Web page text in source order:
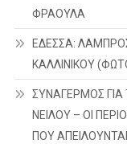
ΦΡΑΟΥΛΑ
ΕΔΕΣΣΑ:
ΚΑΛΛΙΝΙΚΟΥ
ΣΥΝΑΓΕΡΜΟΣ ΓΙΑ
ΝΕΙΛΟΥ – ΟΙ
ΠΟΥ ΑΠΕΙΛΟΥΝΤΑΙ